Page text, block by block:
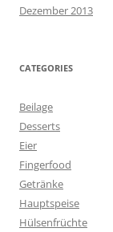
Dezember 2013
CATEGORIES
Beilage
Desserts
Eier
Fingerfood
Getränke
Hauptspeise
Hülsenfrüchte